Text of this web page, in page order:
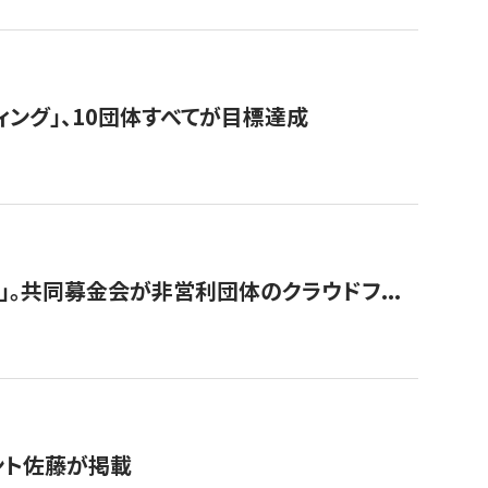
グ」、10団体すべてが目標達成
。共同募金会が非営利団体のクラウドフ...
佐藤が掲載